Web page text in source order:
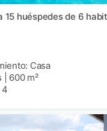
15 huéspedes de 6
Casa
600 m²
4